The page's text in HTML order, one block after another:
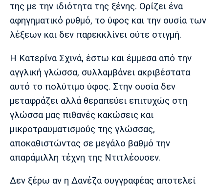
της με την ιδιότητα της ξένης. Ορίζει ένα
αφηγηματικό ρυθμό, το ύφος και την ουσία των
λέξεων και δεν παρεκκλίνει ούτε στιγμή.
Η Κατερίνα Σχινά, έστω και έμμεσα από την
αγγλική γλώσσα, συλλαμβάνει ακριβέστατα
αυτό το πολύτιμο ύφος. Στην ουσία δεν
μεταφράζει αλλά θεραπεύει επιτυχώς στη
γλώσσα μας πιθανές κακώσεις και
μικροτραυματισμούς της γλώσσας,
αποκαθιστώντας σε μεγάλο βαθμό την
απαράμιλλη τέχνη της Ντιτλέουσεν.
Δεν ξέρω αν η Δανέζα συγγραφέας αποτελεί